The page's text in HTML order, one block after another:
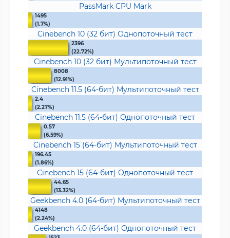
PassMark CPU Mark
1495
(1.7%)
Cinebench 10 (32 бит) Однопоточный тест
2396
(22.72%)
Cinebench 10 (32 бит) Мультипоточный тест
8008
(12.91%)
Cinebench 11.5 (64-бит) Мультипоточный тест
2.4
(2.27%)
Cinebench 11.5 (64-бит) Однопоточный тест
0.57
(6.59%)
Cinebench 15 (64-бит) Мультипоточный тест
196.45
(1.86%)
Cinebench 15 (64-бит) Однопоточный тест
44.65
(13.32%)
Geekbench 4.0 (64-бит) Мультипоточный тест
4148
(2.24%)
Geekbench 4.0 (64-бит) Однопоточный тест